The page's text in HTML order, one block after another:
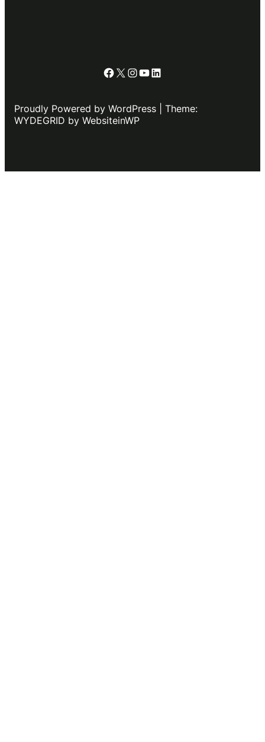
Facebook
X Instagram
YouTube
LinkedIn
Proudly Powered by WordPress | Theme:
WYDEGRID by WebsiteinWP